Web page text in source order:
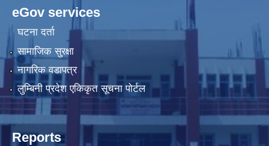
eGov services
घटना दर्ता
सामाजिक सुरक्षा
नागरिक वडापत्र
लुम्बिनी प्रदेश एकिकृत सूचना पोर्टल
Reports